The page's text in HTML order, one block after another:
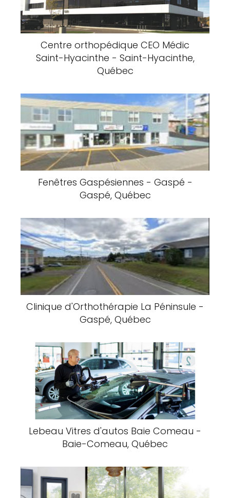
Centre orthopédique CEO Médic
Saint-Hyacinthe - Saint-Hyacinthe,
Québec
Fenêtres Gaspésiennes - Gaspé -
Gaspé, Québec
Clinique d'Orthothérapie La Péninsule -
Gaspé, Québec
Lebeau Vitres d'autos Baie Comeau -
Baie-Comeau, Québec